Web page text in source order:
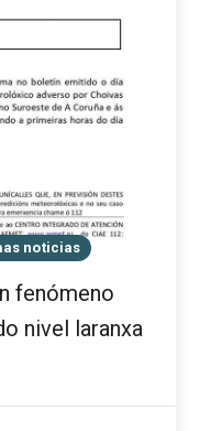
noticias
fenómeno
nivel laranxa